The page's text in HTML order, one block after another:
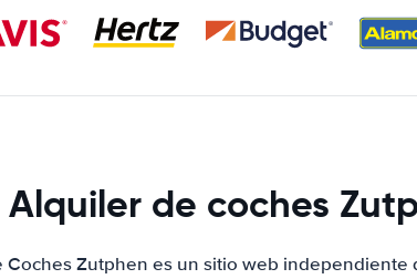
Alquiler de coches
Coches Zutphen es un sitio web